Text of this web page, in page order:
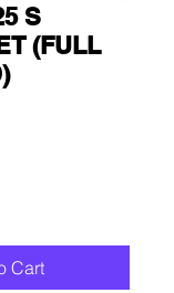
S
(FULL
Cart